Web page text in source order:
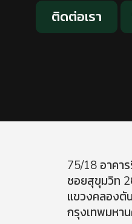
ติดต่อเรา
75/18 อาคา
ซอยสุขุมวิท
แขวงคลองตั
กรุงเทพมหา